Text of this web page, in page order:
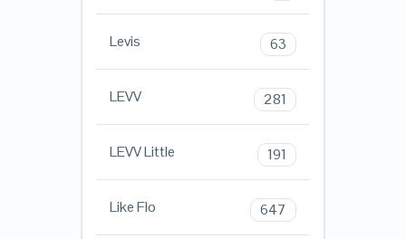
Levis 63
LEVV 281
LEVV Little 191
Like Flo 647